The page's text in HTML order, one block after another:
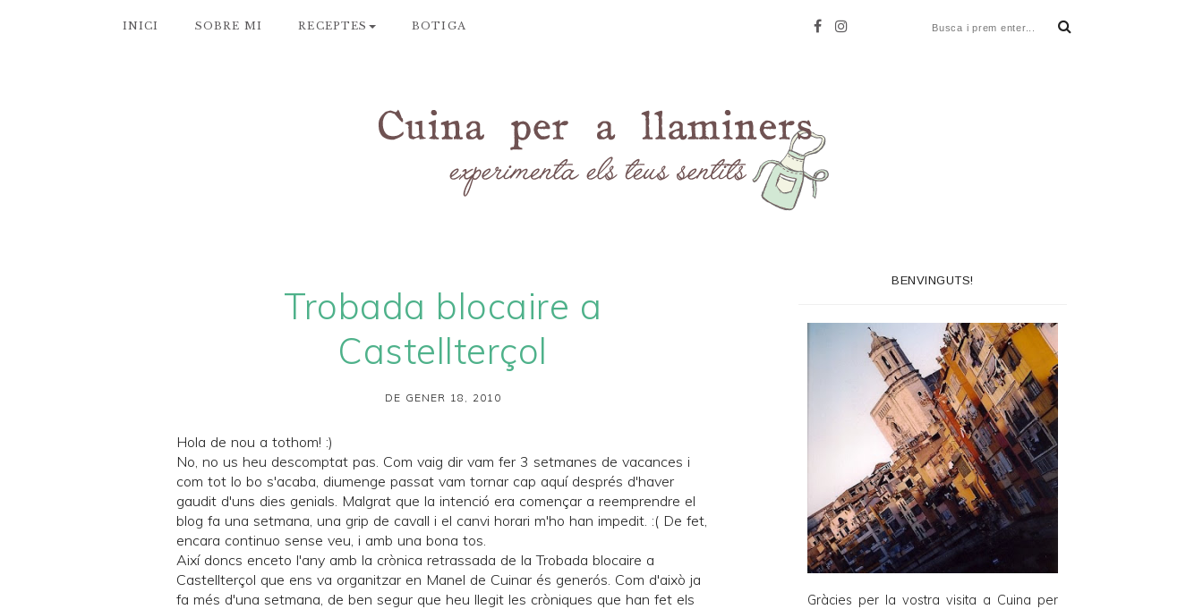
INICI SOBRE MI RECEPTES BOTIGA
Trobada blocaire a
Castellterçol
DE GENER 18, 2010
Hola de nou a tothom! :)
No, no us heu descomptat pas. Com vaig dir vam fer 3 setmanes de vacances i
com tot lo bo s'acaba, diumenge passat vam tornar cap aquí després d'haver
gaudit d'uns dies genials. Malgrat que la intenció era començar a reemprendre el
blog fa una setmana, una grip de cavall i el canvi horari m'ho han impedit. :( De fet,
encara continuo sense veu, i amb una bona tos.
Així doncs enceto l'any amb la crònica retrassada de laTrobada blocaire a
Castellterçol que ens va organitzar en Manel de Cuinar és generós. Com d'això ja
fa més d'una setmana, de ben segur que heu llegit les cròniques que han fet els
BENVINGUTS!
Gràcies per la vostra visita a Cuina per